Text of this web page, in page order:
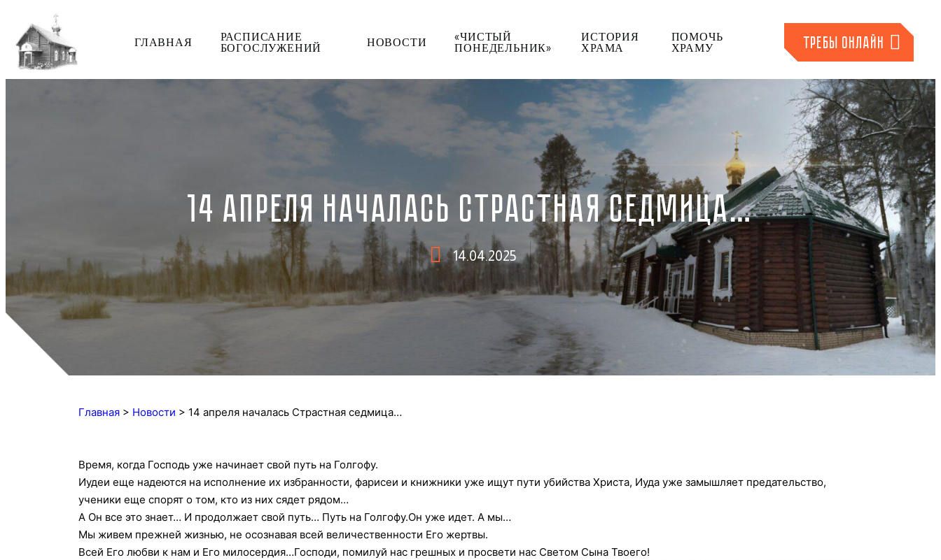
ГЛАВНАЯ
РАСПИСАНИЕ
БОГОСЛУЖЕНИЙ
НОВОСТИ
«ЧИСТЫЙ
ПОНЕДЕЛЬНИК»
ИСТОРИЯ
ХРАМА
ПОМОЧЬ
ХРАМУ
ТРЕБЫ ОНЛАЙН
14 АПРЕЛЯ НАЧАЛАСЬ СТРАСТНАЯ СЕДМИЦА…
14.04.2025
Главная > Новости > 14 апреля началась Страстная седмица…
Время, когда Господь уже начинает свой путь на Голгофу.
Иудеи еще надеются на исполнение их избранности, фарисеи и книжники уже ищут пути убийства Христа, Иуда уже замышляет предательство,
ученики еще спорят о том, кто из них сядет рядом…
А Он все это знает… И продолжает свой путь… Путь на Голгофу.Он уже идет. А мы…
Мы живем прежней жизнью, не осознавая всей величественности Его жертвы.
Всей Его любви к нам и Его милосердия…Господи, помилуй нас грешных и просвети нас Светом Сына Твоего!